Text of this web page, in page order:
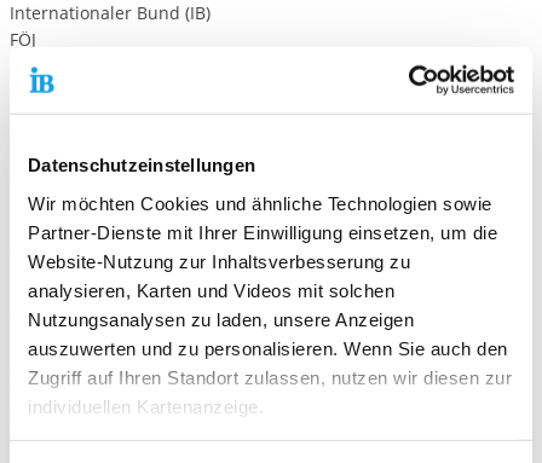
Datenschutzeinstellungen
Wir möchten Cookies und ähnliche Technologien sowie
Partner-Dienste mit Ihrer Einwilligung einsetzen, um die
Website-Nutzung zur Inhaltsverbesserung zu
analysieren, Karten und Videos mit solchen
Nutzungsanalysen zu laden, unsere Anzeigen
auszuwerten und zu personalisieren. Wenn Sie auch den
Zugriff auf Ihren Standort zulassen, nutzen wir diesen zur
individuellen Kartenanzeige.
Internationaler Bund (IB)
FÖJ
Am Herrenberge 3
07745 Jena
Nummer 03641 687-105 an uns.
Wir freuen uns auf Ihre Bewerbung!
Standort Jena:
IB Freiwilligendienste Standort Jena, FÖJ
Am Herrenberge 3
07745 Jena
03641 687-105
freiwilligendienste-jena@ib.de